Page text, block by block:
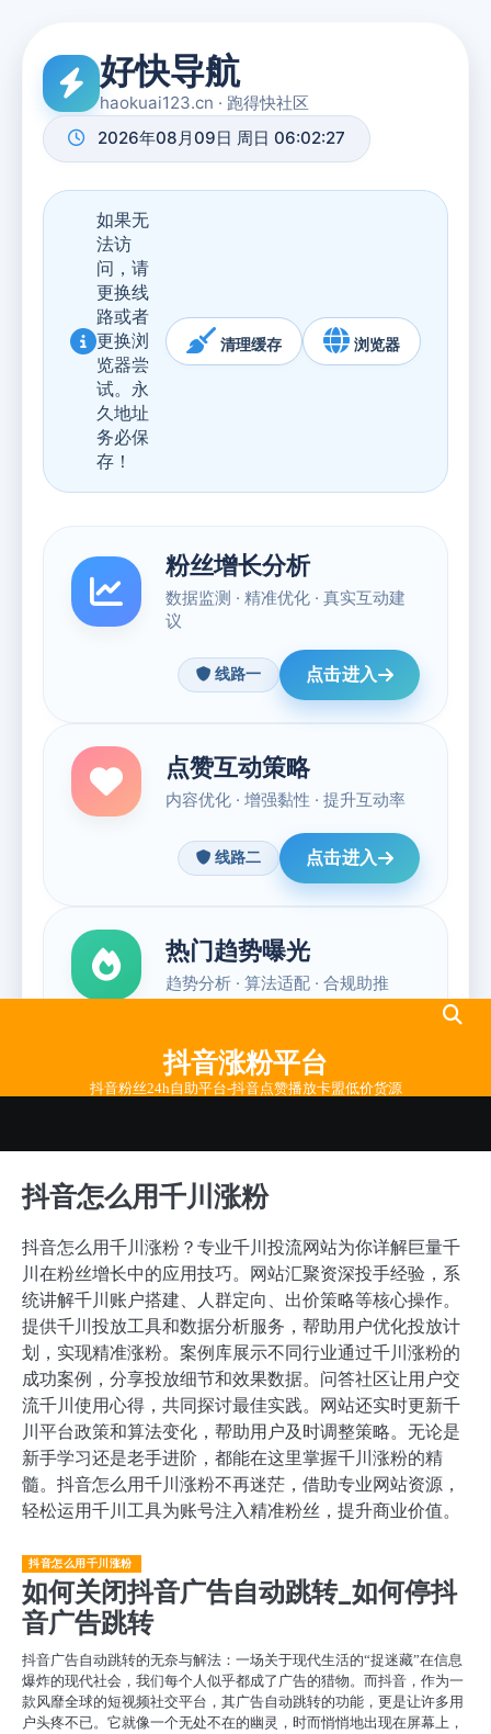
抖音涨粉平台
抖音粉丝24h自助平台-抖音点赞播放卡盟低价货源
抖音怎么用千川涨粉
抖音怎么用千川涨粉？专业千川投流网站为你详解巨量千
川在粉丝增长中的应用技巧。网站汇聚资深投手经验，系
统讲解千川账户搭建、人群定向、出价策略等核心操作。
提供千川投放工具和数据分析服务，帮助用户优化投放计
划，实现精准涨粉。案例库展示不同行业通过千川涨粉的
成功案例，分享投放细节和效果数据。问答社区让用户交
流千川使用心得，共同探讨最佳实践。网站还实时更新千
川平台政策和算法变化，帮助用户及时调整策略。无论是
新手学习还是老手进阶，都能在这里掌握千川涨粉的精
髓。抖音怎么用千川涨粉不再迷茫，借助专业网站资源，
轻松运用千川工具为账号注入精准粉丝，提升商业价值。
抖音怎么用千川涨粉
如何关闭抖音广告自动跳转_如何停抖
音广告跳转
抖音广告自动跳转的无奈与解法：一场关于现代生活的“捉迷藏”在信息
爆炸的现代社会，我们每个人似乎都成了广告的猎物。而抖音，作为一
款风靡全球的短视频社交平台，其广告自动跳转的功能，更是让许多用
户头疼不已。它就像一个无处不在的幽灵，时而悄悄地出现在屏幕上，